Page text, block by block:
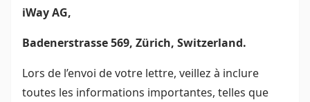
iWay AG,
Badenerstrasse 569, Zürich, Switzerland.
Lors de l’envoi de votre lettre, veillez à inclure
toutes les informations importantes, telles que